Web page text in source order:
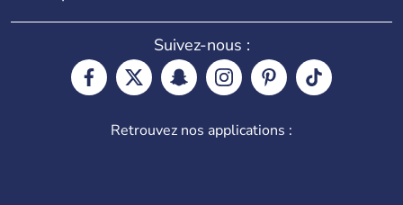
Suivez-nous :
Retrouvez nos applications :